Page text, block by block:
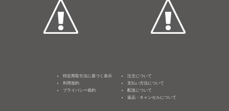
特定商取引法に基づく表示
利用規約
プライバシー規約
注文について
支払い方法について
配送について
返品・キャンセルについて